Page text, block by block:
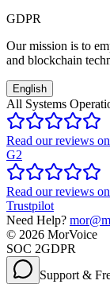
GDPR
Our mission is to
and blockchain
English
All Systems
Read our reviews on
G2
Read our reviews on
Trustpilot
Need Help?
© 2026 MorVoice
SOC 2GDPR
Support &